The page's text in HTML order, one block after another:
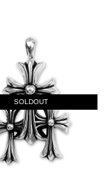
SOLDOUT